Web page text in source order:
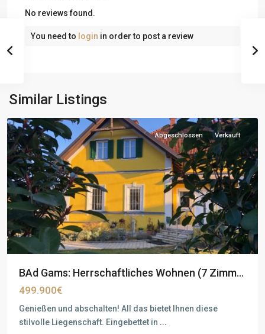
No reviews found.
You need to login in order to post a review
Similar Listings
Abgeschlossen Verkauft
BAd Gams: Herrschaftliches Wohnen (7 Zimm...
499.900€
Genießen und abschalten! All das bietet Ihnen diese
stilvolle Liegenschaft. Eingebettet in ...